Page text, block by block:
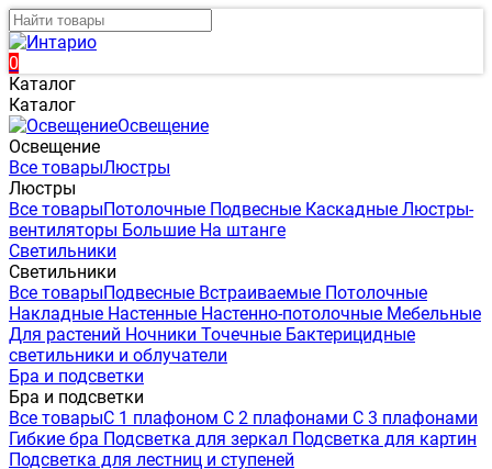
0
Каталог
Каталог
Освещение
Освещение
Все товарыЛюстры
Люстры
Все товарыПотолочные Подвесные Каскадные Люстры-
вентиляторы Большие На штанге
Светильники
Светильники
Все товарыПодвесные Встраиваемые Потолочные
Накладные Настенные Настенно-потолочные Мебельные
Для растений Ночники Точечные Бактерицидные
светильники и облучатели
Бра и подсветки
Бра и подсветки
Все товарыС 1 плафоном С 2 плафонами С 3 плафонами
Гибкие бра Подсветка для зеркал Подсветка для картин
Подсветка для лестниц и ступеней